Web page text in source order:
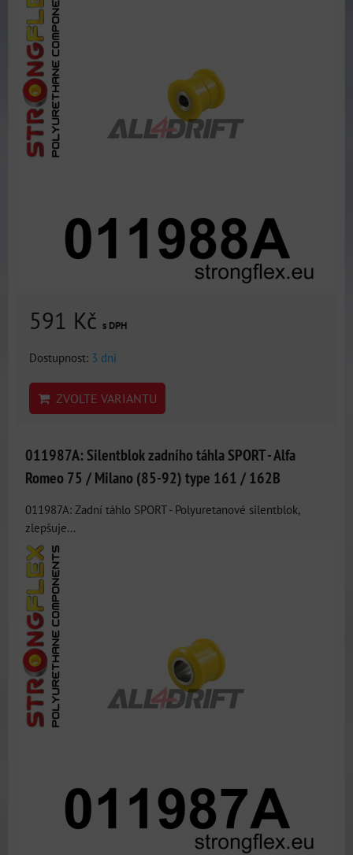
591 Kč s DPH
Dostupnost: 3 dni
ZVOLTE VARIANTU
011987A: Silentblok zadního táhla SPORT - Alfa
Romeo 75 / Milano (85-92) type 161 / 162B
011987A: Zadní táhlo SPORT - Polyuretanové silentblok,
zlepšuje...